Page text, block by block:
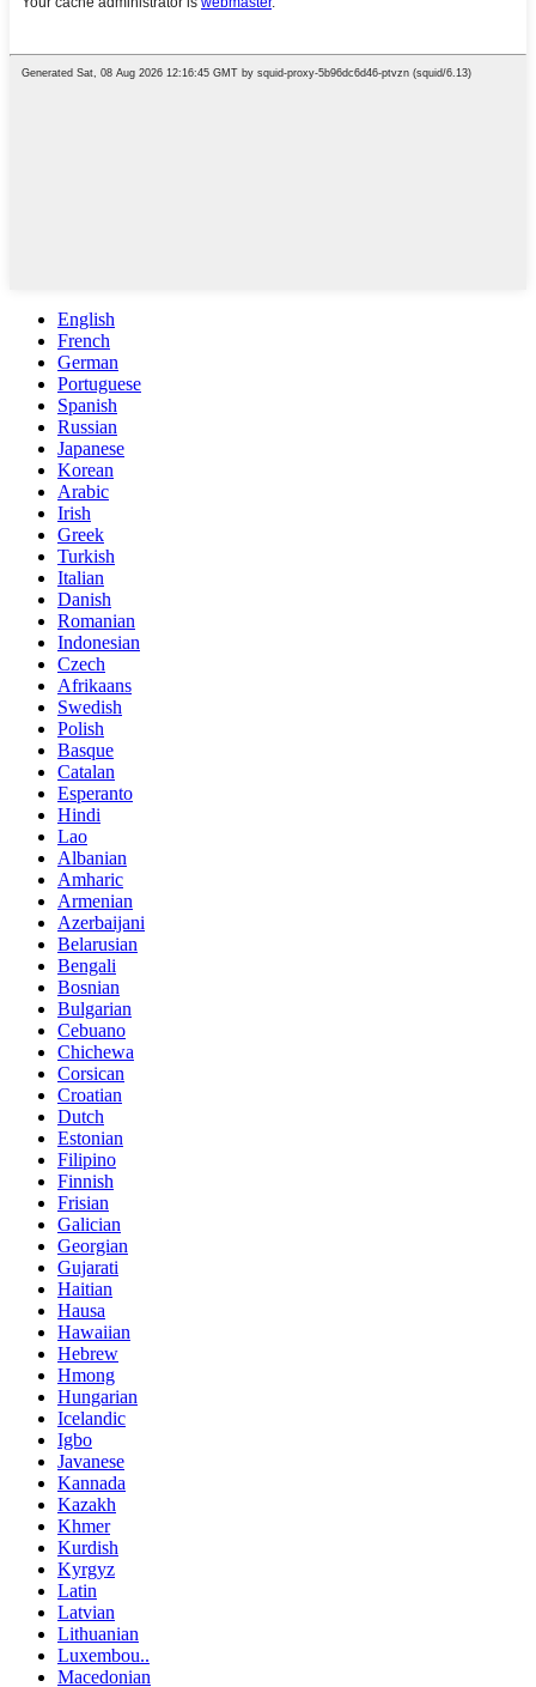
English
French
German
Portuguese
Spanish
Russian
Japanese
Korean
Arabic
Irish
Greek
Turkish
Italian
Danish
Romanian
Indonesian
Czech
Afrikaans
Swedish
Polish
Basque
Catalan
Esperanto
Hindi
Lao
Albanian
Amharic
Armenian
Azerbaijani
Belarusian
Bengali
Bosnian
Bulgarian
Cebuano
Chichewa
Corsican
Croatian
Dutch
Estonian
Filipino
Finnish
Frisian
Galician
Georgian
Gujarati
Haitian
Hausa
Hawaiian
Hebrew
Hmong
Hungarian
Icelandic
Igbo
Javanese
Kannada
Kazakh
Khmer
Kurdish
Kyrgyz
Latin
Latvian
Lithuanian
Luxembou..
Macedonian